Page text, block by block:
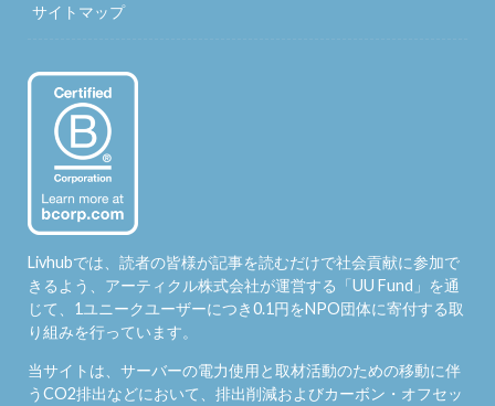
サイトマップ
Livhubでは、読者の皆様が記事を読むだけで社会貢献に参加で
きるよう、アーティクル株式会社が運営する「UU Fund 」を通
じて、1ユニークユーザーにつき0.1円をNPO団体に寄付する取
り組みを行っています。
当サイトは、サーバーの電力使用と取材活動のための移動に伴
うCO2排出などにおいて、排出削減およびカーボン・オフセッ